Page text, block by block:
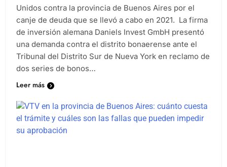
Unidos contra la provincia de Buenos Aires por el
canje de deuda que se llevó a cabo en 2021. La firma
de inversión alemana Daniels Invest GmbH presentó
una demanda contra el distrito bonaerense ante el
Tribunal del Distrito Sur de Nueva York en reclamo de
dos series de bonos…
Leer más